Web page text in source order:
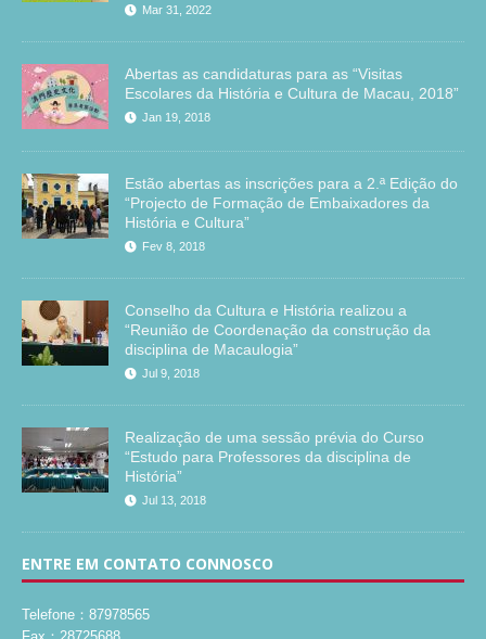
Mar 31, 2022
Abertas as candidaturas para as “Visitas
Escolares da História e Cultura de Macau, 2018”
Jan 19, 2018
Estão abertas as inscrições para a 2.ª Edição do
“Projecto de Formação de Embaixadores da
História e Cultura”
Fev 8, 2018
Conselho da Cultura e História realizou a
“Reunião de Coordenação da construção da
disciplina de Macaulogia”
Jul 9, 2018
Realização de uma sessão prévia do Curso
“Estudo para Professores da disciplina de
História”
Jul 13, 2018
ENTRE EM CONTATO CONNOSCO
Telefone：87978565